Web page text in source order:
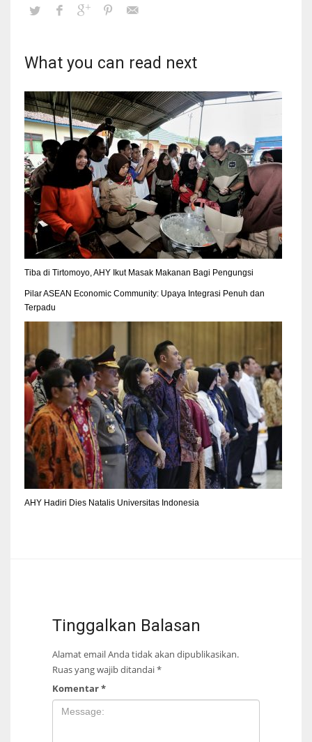
What you can read next
Tiba di Tirtomoyo, AHY Ikut Masak Makanan Bagi Pengungsi
Pilar ASEAN Economic Community: Upaya Integrasi Penuh dan
Terpadu
AHY Hadiri Dies Natalis Universitas Indonesia
Tinggalkan Balasan
Alamat email Anda tidak akan dipublikasikan.
Ruas yang wajib ditandai*
Komentar*